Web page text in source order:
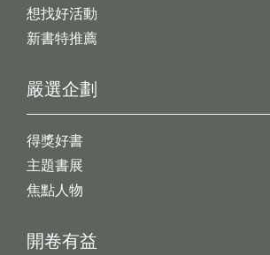
想找好活動
新書特推薦
開卷有益
嚴選企劃
得獎好書
主題書展
焦點人物